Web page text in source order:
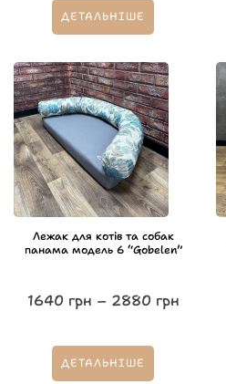
ДЕТАЛЬНІШЕ
Лежак для котів та собак
панама модель 6 “Gobelen”
1640 грн – 2880 грн
ДЕТАЛЬНІШЕ